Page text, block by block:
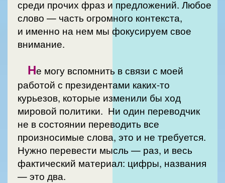
среди прочих фраз и предложений. Любое
слово — часть огромного контекста,
и именно на нем мы фокусируем свое
внимание.
Не могу вспомнить в связи с моей
работой с президентами каких-то
курьезов, которые изменили бы ход
мировой политики. Ни один переводчик
не в состоянии переводить все
произносимые слова, это и не требуется.
Нужно перевести мысль — раз, и весь
фактический материал: цифры, названия
— это два.